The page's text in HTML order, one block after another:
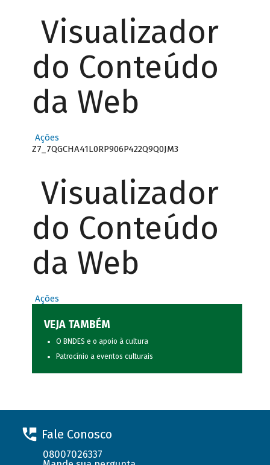
Visualizador
do Conteúdo
da Web
Ações
Z7_7QGCHA41L0RP906P422Q9Q0JM3
Visualizador
do Conteúdo
da Web
Ações
VEJA TAMBÉM
O BNDES e o apoio à cultura
Patrocínio a eventos culturais
Fale Conosco
08007026337